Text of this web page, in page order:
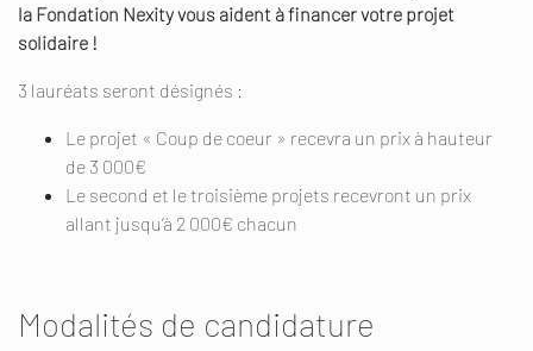
la Fondation Nexity vous aident à financer votre projet
solidaire !
3 lauréats seront désignés :
Le projet « Coup de coeur » recevra un prix à hauteur
de 3 000€
Le second et le troisième projets recevront un prix
allant jusqu’à 2 000€ chacun
Modalités de candidature